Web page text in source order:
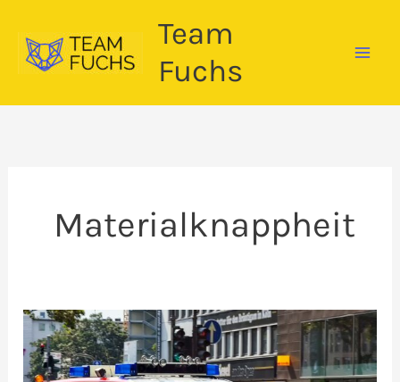
Inhalt
springen
Team
Fuchs
Materialknappheit